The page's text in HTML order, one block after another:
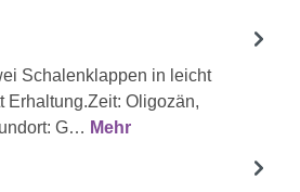
Schalenklappen in leicht
Erhaltung.Zeit: Oligozän,
G… Mehr